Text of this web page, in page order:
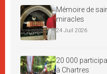
Mémoire de
miracles
24 Juil 2026
20 000
à Chartres